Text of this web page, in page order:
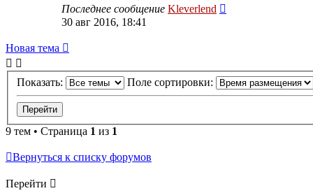
Последнее сообщение Kleverlend
30 авг 2016, 18:41
Новая тема
Показать: Поле сортировки:
9 тем • Страница 1 из 1
Вернуться к списку форумов
Перейти